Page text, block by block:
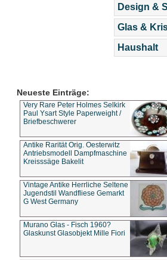
Design &
Glas &
Haushalt
Neueste Einträge:
Very Rare Peter Holmes Selkirk
Paul Ysart Style Paperweight /
Briefbeschwerer
Antike Rarität Orig. Oesterwitz
Antriebsmodell Dampfmaschine
Kreisssäge Bakelit
Vintage Antike Herrliche Seltene
Jugendstil Wandfliese Gemarkt
G West Germany
Murano Glas - Fisch 1960?
Glaskunst Glasobjekt Mille Fiori